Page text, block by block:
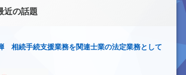
近の話題
相続手続支援業務を関連士業の法定業務として